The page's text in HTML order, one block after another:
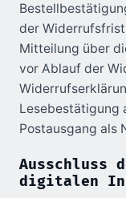
der
Mitteilung über
vor Ablauf der
Lesebestätigung
Postausgang als
Ausschluss
digitalen